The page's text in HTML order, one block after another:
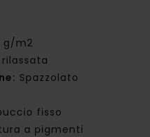
g/m2
Spazzolato
fisso
a pigmenti